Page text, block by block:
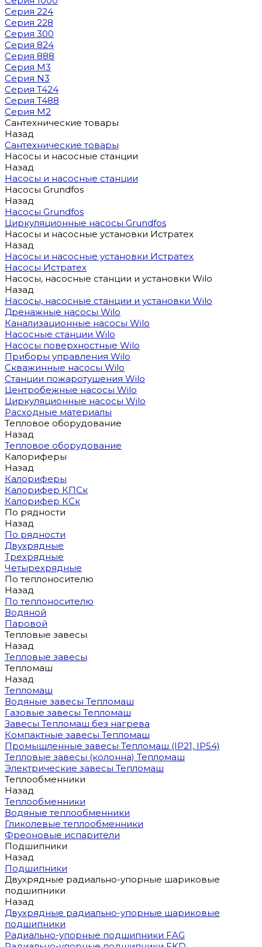
Серия 224
Серия 228
Серия 300
Серия 824
Серия 888
Серия M3
Серия N3
Серия T424
Серия T488
Серия М2
Сантехнические товары
Назад
Сантехнические товары
Насосы и насосные станции
Назад
Насосы и насосные станции
Насосы Grundfos
Назад
Насосы Grundfos
Циркуляционные насосы Grundfos
Насосы и насосные установки Истратех
Назад
Насосы и насосные установки Истратех
Насосы Истратех
Насосы, насосные станции и установки Wilo
Назад
Насосы, насосные станции и установки Wilo
Дренажные насосы Wilo
Канализационные насосы Wilo
Насосные станции Wilo
Насосы поверхностные Wilo
Приборы управления Wilo
Скважинные насосы Wilo
Станции пожаротушения Wilo
Центробежные насосы Wilo
Циркуляционные насосы Wilo
Расходные материалы
Тепловое оборудование
Назад
Тепловое оборудование
Калориферы
Назад
Калориферы
Калорифер КПСк
Калорифер КСк
По рядности
Назад
По рядности
Двухрядные
Трехрядные
Четырехрядные
По теплоносителю
Назад
По теплоносителю
Водяной
Паровой
Тепловые завесы
Назад
Тепловые завесы
Тепломаш
Назад
Тепломаш
Водяные завесы Тепломаш
Газовые завесы Тепломаш
Завесы Тепломаш без нагрева
Компактные завесы Тепломаш
Промышленные завесы Тепломаш (IP21, IP54)
Тепловые завесы (колонна) Тепломаш
Электрические завесы Тепломаш
Теплообменники
Назад
Теплообменники
Водяные теплообменники
Гликолевые теплообменники
Фреоновые испарители
Подшипники
Назад
Подшипники
Двухрядные радиально-упорные шариковые
подшипники
Назад
Двухрядные радиально-упорные шариковые
подшипники
Радиально-упорные подшипники FAG